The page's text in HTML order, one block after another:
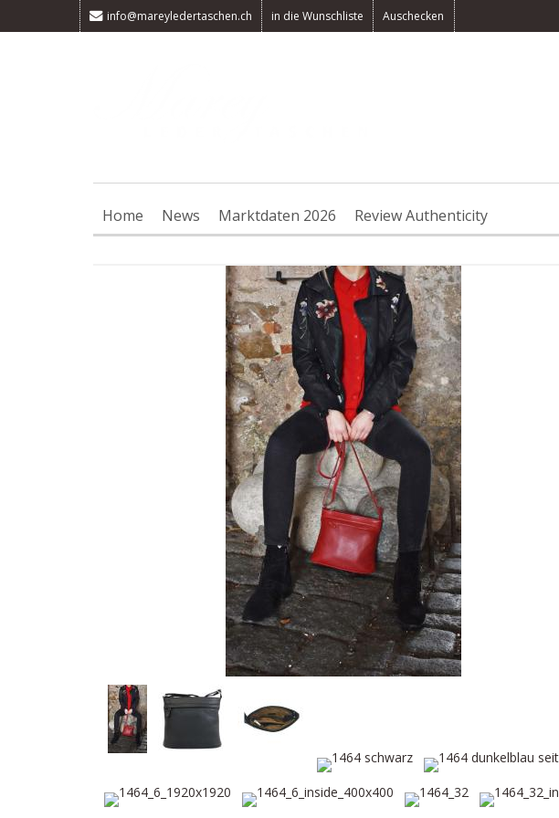
info@mareyledertaschen.ch in die Wunschliste Auschecken
Home News Marktdaten 2026 Review Authenticity